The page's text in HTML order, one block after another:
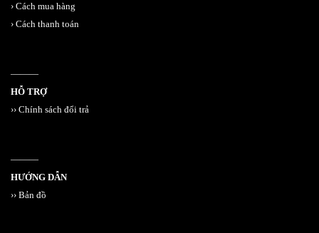
› Cách mua hàng
› Cách thanh toán
———
HỖ TRỢ
›› Chính sách đổi trả
———
HƯỚNG DẪN
›› Bản đồ